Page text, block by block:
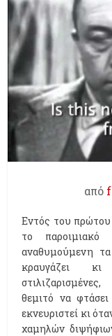
από
Εντός του
το
αναθυμούμενη
κραυγάζει
θεμιτό να
εκνευριστεί κι
χαμηλών